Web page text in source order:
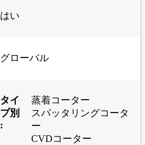
はい
グローバル
タイ
プ別
:
蒸着コーター
スパッタリングコータ
ー
CVDコーター